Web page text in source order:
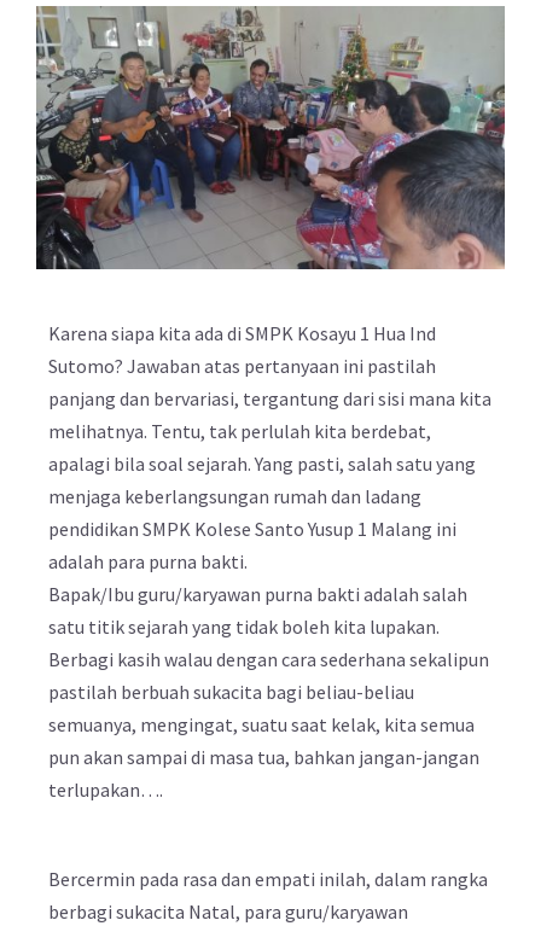
Karena siapa kita ada di SMPK Kosayu 1 Hua Ind
Sutomo? Jawaban atas pertanyaan ini pastilah
panjang dan bervariasi, tergantung dari sisi mana kita
melihatnya. Tentu, tak perlulah kita berdebat,
apalagi bila soal sejarah. Yang pasti, salah satu yang
menjaga keberlangsungan rumah dan ladang
pendidikan SMPK Kolese Santo Yusup 1 Malang ini
adalah para purna bakti.
Bapak/Ibu guru/karyawan purna bakti adalah salah
satu titik sejarah yang tidak boleh kita lupakan.
Berbagi kasih walau dengan cara sederhana sekalipun
pastilah berbuah sukacita bagi beliau-beliau
semuanya, mengingat, suatu saat kelak, kita semua
pun akan sampai di masa tua, bahkan jangan-jangan
terlupakan….
Bercermin pada rasa dan empati inilah, dalam rangka
berbagi sukacita Natal, para guru/karyawan